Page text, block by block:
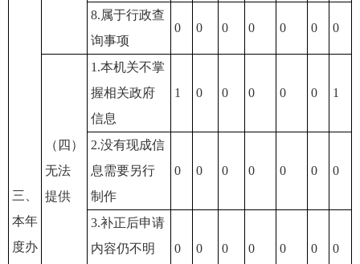
三、
本年
度办
8.属于行政查
询事项
0 0 0 0 0 0 0
（四）
无法
提供
1.本机关不掌
握相关政府
信息
1 0 0 0 0 0 1
2.没有现成信
息需要另行
制作
0 0 0 0 0 0 0
3.补正后申请
内容仍不明
0 0 0 0 0 0 0